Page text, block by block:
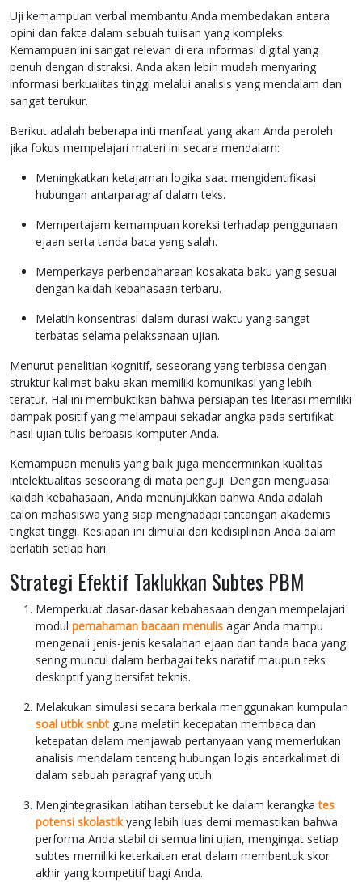
Uji kemampuan verbal membantu Anda membedakan antara
opini dan fakta dalam sebuah tulisan yang kompleks.
Kemampuan ini sangat relevan di era informasi digital yang
penuh dengan distraksi. Anda akan lebih mudah menyaring
informasi berkualitas tinggi melalui analisis yang mendalam dan
sangat terukur.
Berikut adalah beberapa inti manfaat yang akan Anda peroleh
jika fokus mempelajari materi ini secara mendalam:
Meningkatkan ketajaman logika saat mengidentifikasi
hubungan antarparagraf dalam teks.
Mempertajam kemampuan koreksi terhadap penggunaan
ejaan serta tanda baca yang salah.
Memperkaya perbendaharaan kosakata baku yang sesuai
dengan kaidah kebahasaan terbaru.
Melatih konsentrasi dalam durasi waktu yang sangat
terbatas selama pelaksanaan ujian.
Menurut penelitian kognitif, seseorang yang terbiasa dengan
struktur kalimat baku akan memiliki komunikasi yang lebih
teratur. Hal ini membuktikan bahwa persiapan tes literasi memiliki
dampak positif yang melampaui sekadar angka pada sertifikat
hasil ujian tulis berbasis komputer Anda.
Kemampuan menulis yang baik juga mencerminkan kualitas
intelektualitas seseorang di mata penguji. Dengan menguasai
kaidah kebahasaan, Anda menunjukkan bahwa Anda adalah
calon mahasiswa yang siap menghadapi tantangan akademis
tingkat tinggi. Kesiapan ini dimulai dari kedisiplinan Anda dalam
berlatih setiap hari.
Strategi Efektif Taklukkan Subtes PBM
Memperkuat dasar-dasar kebahasaan dengan mempelajari
modul pemahaman bacaan menulis agar Anda mampu
mengenali jenis-jenis kesalahan ejaan dan tanda baca yang
sering muncul dalam berbagai teks naratif maupun teks
deskriptif yang bersifat teknis.
Melakukan simulasi secara berkala menggunakan kumpulan
soal utbk snbt guna melatih kecepatan membaca dan
ketepatan dalam menjawab pertanyaan yang memerlukan
analisis mendalam tentang hubungan logis antarkalimat di
dalam sebuah paragraf yang utuh.
Mengintegrasikan latihan tersebut ke dalam kerangkates
potensi skolastikyang lebih luas demi memastikan bahwa
performa Anda stabil di semua lini ujian, mengingat setiap
subtes memiliki keterkaitan erat dalam membentuk skor
akhir yang kompetitif bagi Anda.